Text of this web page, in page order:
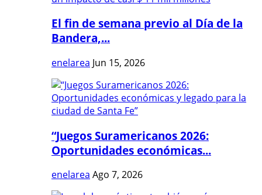
El fin de semana previo al Día de la
Bandera,...
enelarea Jun 15, 2026
“Juegos Suramericanos 2026:
Oportunidades económicas...
enelarea Ago 7, 2026